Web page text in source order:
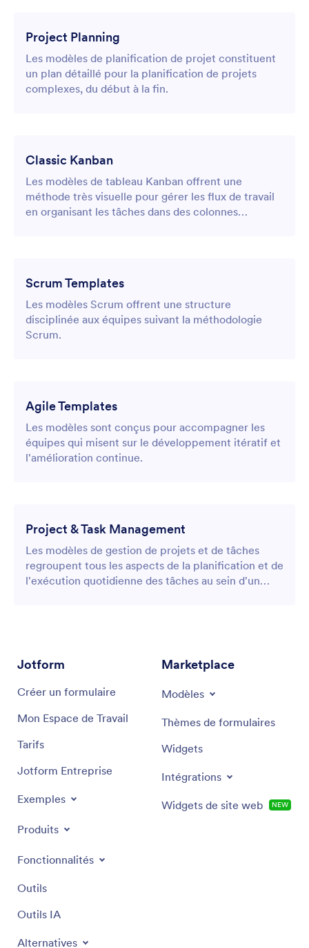
Project Planning
Les modèles de planification de projet constituent
un plan détaillé pour la planification de projets
complexes, du début à la fin.
Classic Kanban
Les modèles de tableau Kanban offrent une
méthode très visuelle pour gérer les flux de travail
en organisant les tâches dans des colonnes
Scrum Templates
Les modèles Scrum offrent une structure
disciplinée aux équipes suivant la méthodologie
Scrum.
Agile Templates
Les modèles sont conçus pour accompagner les
équipes qui misent sur le développement itératif et
l'amélioration continue.
Project & Task Management
Les modèles de gestion de projets et de tâches
regroupent tous les aspects de la planification et de
l'exécution quotidienne des tâches au sein d'un
Jotform
Créer un formulaire
Mon Espace de Travail
Tarifs
Jotform Entreprise
Exemples
Produits
Fonctionnalités
Outils
Outils IA
Alternatives
Marketplace
Modèles
Thèmes de formulaires
Widgets
Intégrations
Widgets de site web NEW